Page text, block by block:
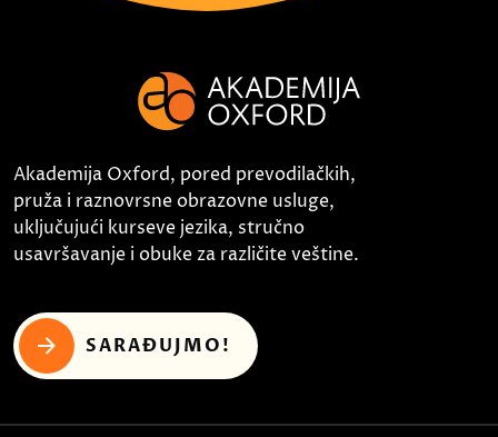
Akademija Oxford, pored prevodilačkih,
pruža i raznovrsne obrazovne usluge,
uključujući kurseve jezika, stručno
usavršavanje i obuke za različite veštine.
SARAĐUJMO!